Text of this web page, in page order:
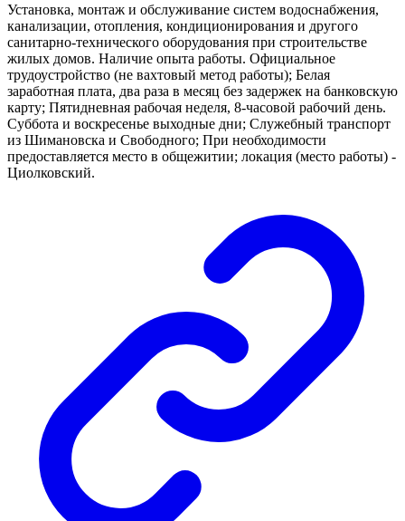
Установка, монтаж и обслуживание систем водоснабжения,
канализации, отопления, кондиционирования и другого
санитарно-технического оборудования при строительстве
жилых домов. Наличие опыта работы. Официальное
трудоустройство (не вахтовый метод работы); Белая
заработная плата, два раза в месяц без задержек на банковскую
карту; Пятидневная рабочая неделя, 8-часовой рабочий день.
Суббота и воскресенье выходные дни; Служебный транспорт
из Шимановска и Свободного; При необходимости
предоставляется место в общежитии; локация (место работы) -
Циолковский.